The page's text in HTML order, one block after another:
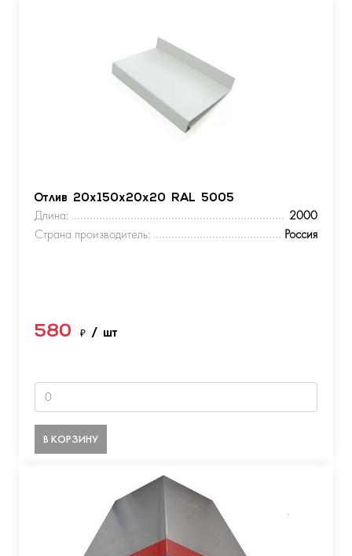
Отлив 20х150х20х20 RAL 5005
Длина:
2000
Страна производитель:
Россия
580 ₽ / шт
В КОРЗИНУ